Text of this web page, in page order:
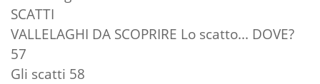
SCATTI
VALLELAGHI DA SCOPRIRE Lo scatto... DOVE?
57
Gli scatti 58